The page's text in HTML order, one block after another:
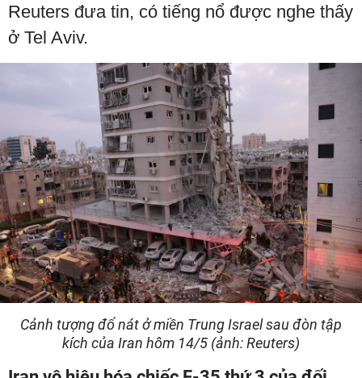
Reuters đưa tin, có tiếng nổ được nghe thấy
ở Tel Aviv.
Cảnh tượng đổ nát ở miền Trung Israel sau đòn tập
kích của Iran hôm 14/5 (ảnh: Reuters)